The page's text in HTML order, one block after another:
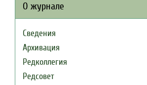
О журнале
Сведения
Архивация
Редколлегия
Редсовет